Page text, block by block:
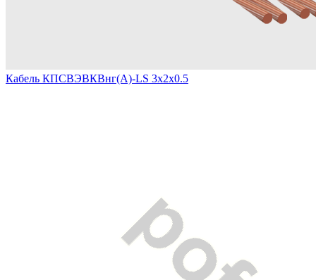
Кабель КПСВЭВКВнг(А)-LS 3х2х0.5